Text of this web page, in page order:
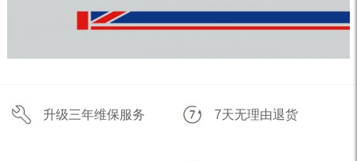
升级三年维保服务 7天无理由退货